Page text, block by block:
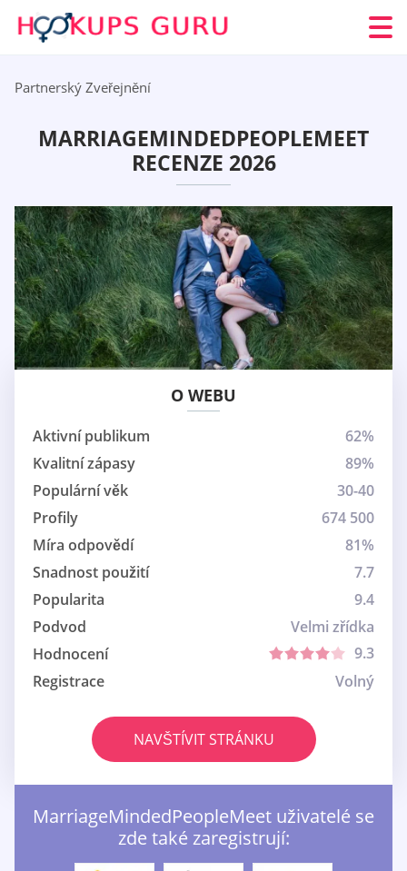
Partnerský Zveřejnění
MARRIAGEMINDEDPEOPLEMEET
RECENZE 2026
O WEBU
Aktivní publikum
62%
Kvalitní zápasy
89%
Populární věk
30-40
Profily
674 500
Míra odpovědí
81%
Snadnost použití
7.7
Popularita
9.4
Podvod
Velmi zřídka
Hodnocení
9.3
Registrace
Volný
NAVŠTÍVIT STRÁNKU
MarriageMindedPeopleMeet uživatelé se
zde také zaregistrují: